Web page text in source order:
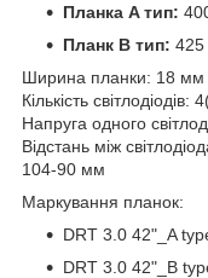
Планка A тип:
Планк B тип:
Ширина планки: 18 мм
Кількість світлодіодів:
Напруга одного
Відстань між
104-90 мм
Маркування планок:
DRT 3.0 42"_A
DRT 3.0 42"_B